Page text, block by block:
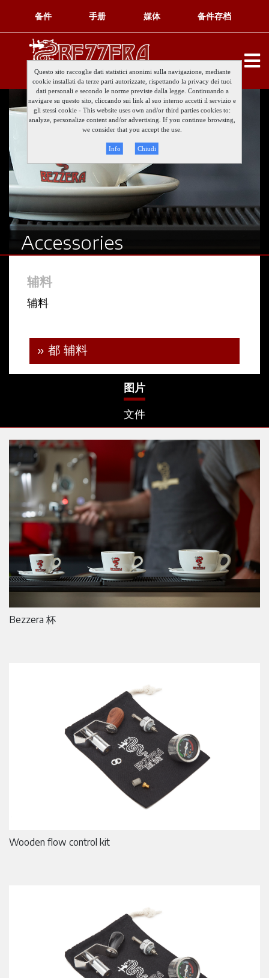
备件存档
媒体
手册
备件
Questo sito raccoglie dati statistici anonimi sulla navigazione, mediante
cookie installati da terze parti autorizzate, rispettando la privacy dei tuoi
dati personali e secondo le norme previste dalla legge. Continuando a
navigare su questo sito, cliccando sui link al suo interno accetti il servizio e
gli stessi cookie - This website uses own and/or third parties cookies to:
analyze, personalize content and/or advertising. If you continue browsing,
we consider that you accept the use.
Info Chiudi
Accessories
辅料
辅料
» 都 辅料
图片
文件
Bezzera 杯
Wooden flow control kit